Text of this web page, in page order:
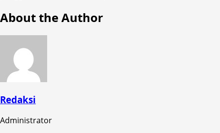
About the Author
Redaksi
Administrator